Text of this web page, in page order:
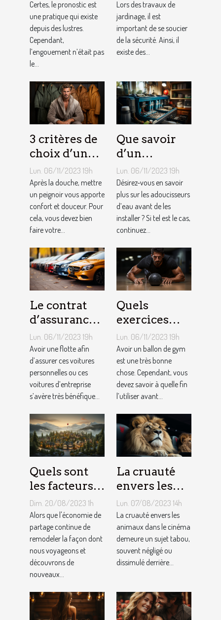
ligne ?
Certes, le pronostic est
une pratique qui existe
depuis des lustres.
Cependant,
l’engouement n’était pas
le...
pour le
jardinage ?
Lors des travaux de
jardinage, il est
important de se soucier
de la sécurité. Ainsi, il
existe des...
3 critères de
choix d’un
peignoir de
bain pour
homme ?
Lun. 06/11/2023 19h
Après la douche, mettre
un peignoir vous apporte
confort et douceur. Pour
cela, vous devez bien
faire votre...
Que savoir
d’un
adoucisseur
d’eau ?
Lun. 06/11/2023 19h
Désirez-vous en savoir
plus sur les adoucisseurs
d’eau avant de les
installer ? Si tel est le cas,
continuez...
Le contrat
d’assurance
auto par
flotte : est-il
si
bénéfique ?
Lun. 06/11/2023 19h
Avoir une flotte afin
d’assurer ces voitures
personnelles ou ces
voitures d’entreprise
s’avère très bénéfique...
Quels
exercices
pouvez-vous
faire avec un
ballon de
gym ?
Lun. 06/11/2023 19h
Avoir un ballon de gym
est une très bonne
chose. Cependant, vous
devez savoir à quelle fin
l’utiliser avant...
Quels sont
les facteurs
qui sous-
tendent la
tarification
des services
de
conciergerie
Dim. 20/08/2023 1h
Alors que l'économie de
partage continue de
remodeler la façon dont
nous voyageons et
découvrons de
nouveaux...
La cruauté
envers les
animaux
dans le
cinéma : un
sujet tabou
Lun. 07/08/2023 14h
La cruauté envers les
animaux dans le cinéma
demeure un sujet tabou,
souvent négligé ou
dissimulé derrière...